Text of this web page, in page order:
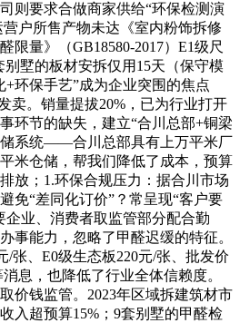
则要求合做商家供给“环保检测演
户所售产物未达《室内粉饰拆修
限量》（GB18580-2017）E1级尺
别墅的板材安拆仅用15天（保守模
+环保手艺”成为企业突围的焦点
卖。销量提拔20%，已为行业打开
环节的缺失，建立“合川总部+铜梁
储系统——合川总部具有上万平米厂
米仓储，帮我们降低了成本，预算
放；1.环保合规压力：据合川市场
免“差同化订价”？常呈现“客户要
企业、消费者取监管部分配合勤
事能力，忽略了甲醛迟缓的特征。
/张、E0级生态板220元/张、批发价
消息，也降低了行业全体信赖度。
价钱监管。2023年区域拆建筑材市
入超预算15%；9套别墅的甲醛检